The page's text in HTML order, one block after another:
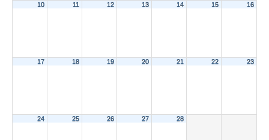
10 11 12 13 14 15 16
17 18 19 20 21 22 23
24 25 26 27 28